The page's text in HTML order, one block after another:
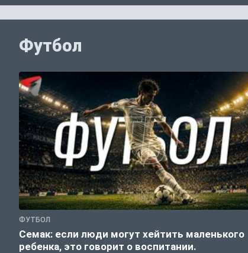
Футбол
ФУТБОЛ
Семак: если люди могут хейтить маленького
ребенка, это говорит о воспитании.